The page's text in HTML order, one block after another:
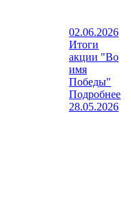
02.06.2026
Итоги
акции "Во
имя
Победы"
Подробнее
28.05.2026